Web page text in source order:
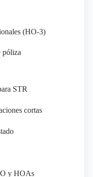
(HO-3)
póliza
STR
cortas
y HOAs